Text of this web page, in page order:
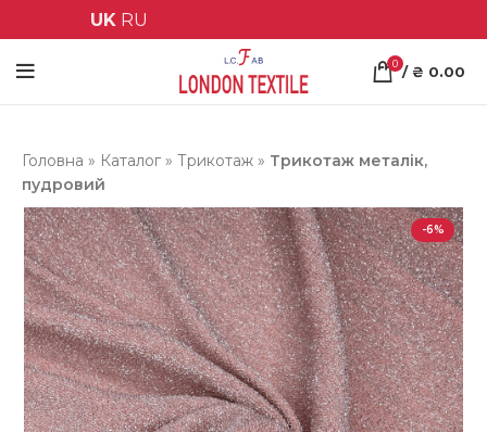
UK RU
0 / ₴ 0.00
Головна » Каталог »Трикотаж » Трикотаж металік,
пудровий
-6%